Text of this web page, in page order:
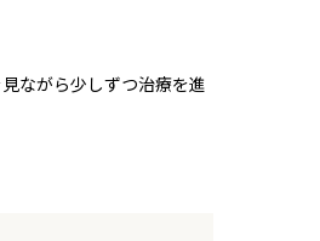
ながら少しずつ治療を進